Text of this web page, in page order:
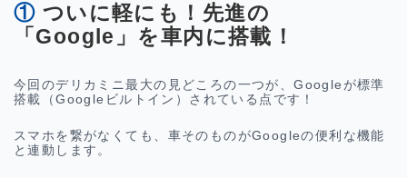
① ついに軽にも！先進の
「Google」を車内に搭載！
今回のデリカミニ最大の見どころの一つが、Googleが標準
搭載（Googleビルトイン）されている点です！
スマホを繋がなくても、車そのものがGoogleの便利な機能
と連動します。